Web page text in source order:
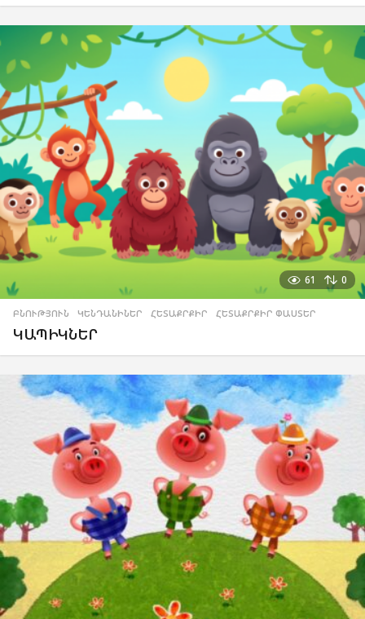
61 0
ԲՆՈՒԹՅՈՒՆ ,ԿԵՆԴԱՆԻՆԵՐ ,ՀԵՏԱՔՐՔԻՐ ,ՀԵՏԱՔՐՔԻՐ ՓԱՍՏԵՐ
ԿԱՊԻԿՆԵՐ